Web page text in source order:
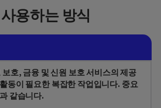
용하는 방식
호, 금융 및 신원 보호 서비스의 제공
동이 필요한 복잡한 작업입니다. 중요
같습니다.